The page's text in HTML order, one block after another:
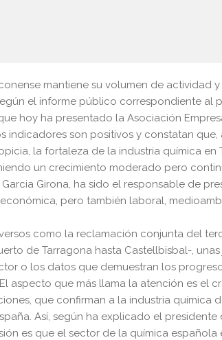
mantiene su volumen de actividad
el informe público correspondiente al
hoy ha presentado la Asociación
indicadores son positivos y constatan
la fortaleza de la industria química en
un crecimiento moderado pero
Girona, ha sido el responsable de
pero también laboral,
como la reclamación conjunta del
de Tarragona hasta Castellbisbal-,
o los datos que demuestran los
aspecto que más llama la atención es el
que confirman a la industria química
Así, según ha explicado el presidente
es que el sector de la química española